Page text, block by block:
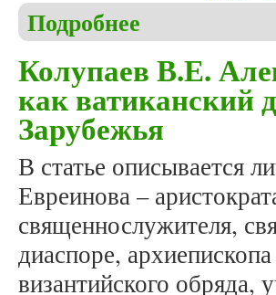
Подробнее
Колупаев В.Е.
как ватиканский
Зарубежья
В статье описывается
Евреинова –
священнослужителя,
диаспоре,
византийского обряда,